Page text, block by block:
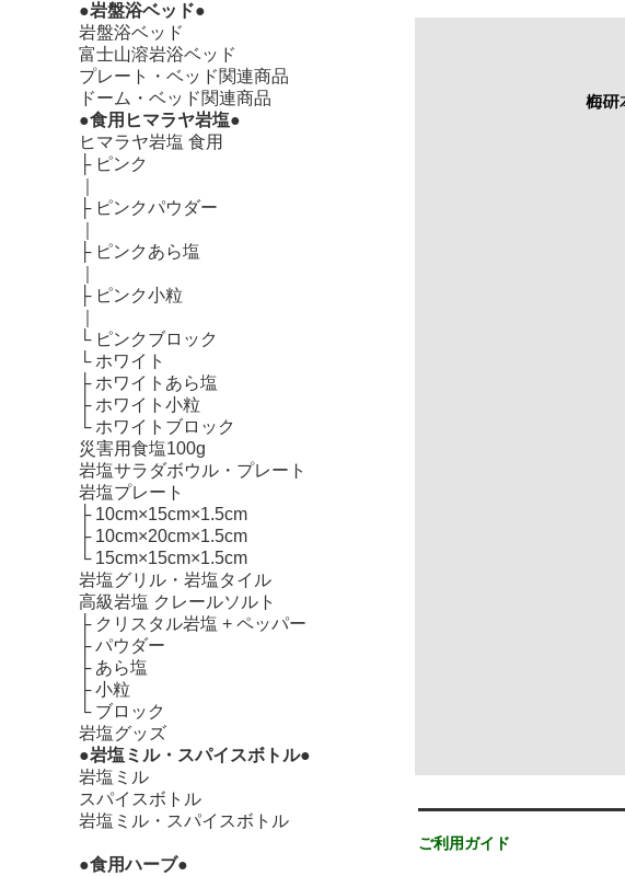
ご利用ガイド
●岩盤浴ベッド●
岩盤浴ベッド
富士山溶岩浴ベッド
プレート・ベッド関連商品
ドーム・ベッド関連商品
●食用ヒマラヤ岩塩●
ヒマラヤ岩塩 食用
├ ピンク
├ ピンクパウダー
├ ピンクあら塩
├ ピンク小粒
└ ピンクブロック
└ ホワイト
├ ホワイトあら塩
├ ホワイト小粒
└ ホワイトブロック
災害用食塩100g
岩塩サラダボウル・プレート
岩塩プレート
├ 10cm×15cm×1.5cm
├ 10cm×20cm×1.5cm
└ 15cm×15cm×1.5cm
岩塩グリル・岩塩タイル
高級岩塩 クレールソルト
├ クリスタル岩塩 + ペッパー
├パウダー
├ あら塩
├小粒
└ ブロック
岩塩グッズ
●岩塩ミル・スパイスボトル●
岩塩ミル
スパイスボトル
岩塩ミル・スパイスボトル
●食用ハーブ●